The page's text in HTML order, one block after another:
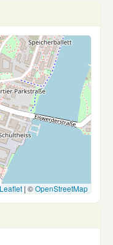
Leaflet | ©OpenStreetMap